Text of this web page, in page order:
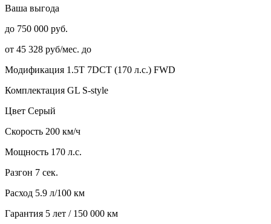
Ваша выгода
до 750 000 руб.
от 45 328 руб/мес. до
Модификация 1.5T 7DCT (170 л.с.) FWD
Комплектация GL S-style
Цвет Серый
Скорость 200 км/ч
Мощность 170 л.с.
Разгон 7 сек.
Расход 5.9 л/100 км
Гарантия 5 лет / 150 000 км